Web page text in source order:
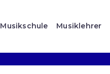
Musikschule Musiklehrer